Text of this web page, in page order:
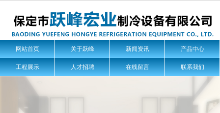
网站首页 关于跃峰 新闻资讯 产品中心
工程展示 人才招聘 在线留言 联系我们